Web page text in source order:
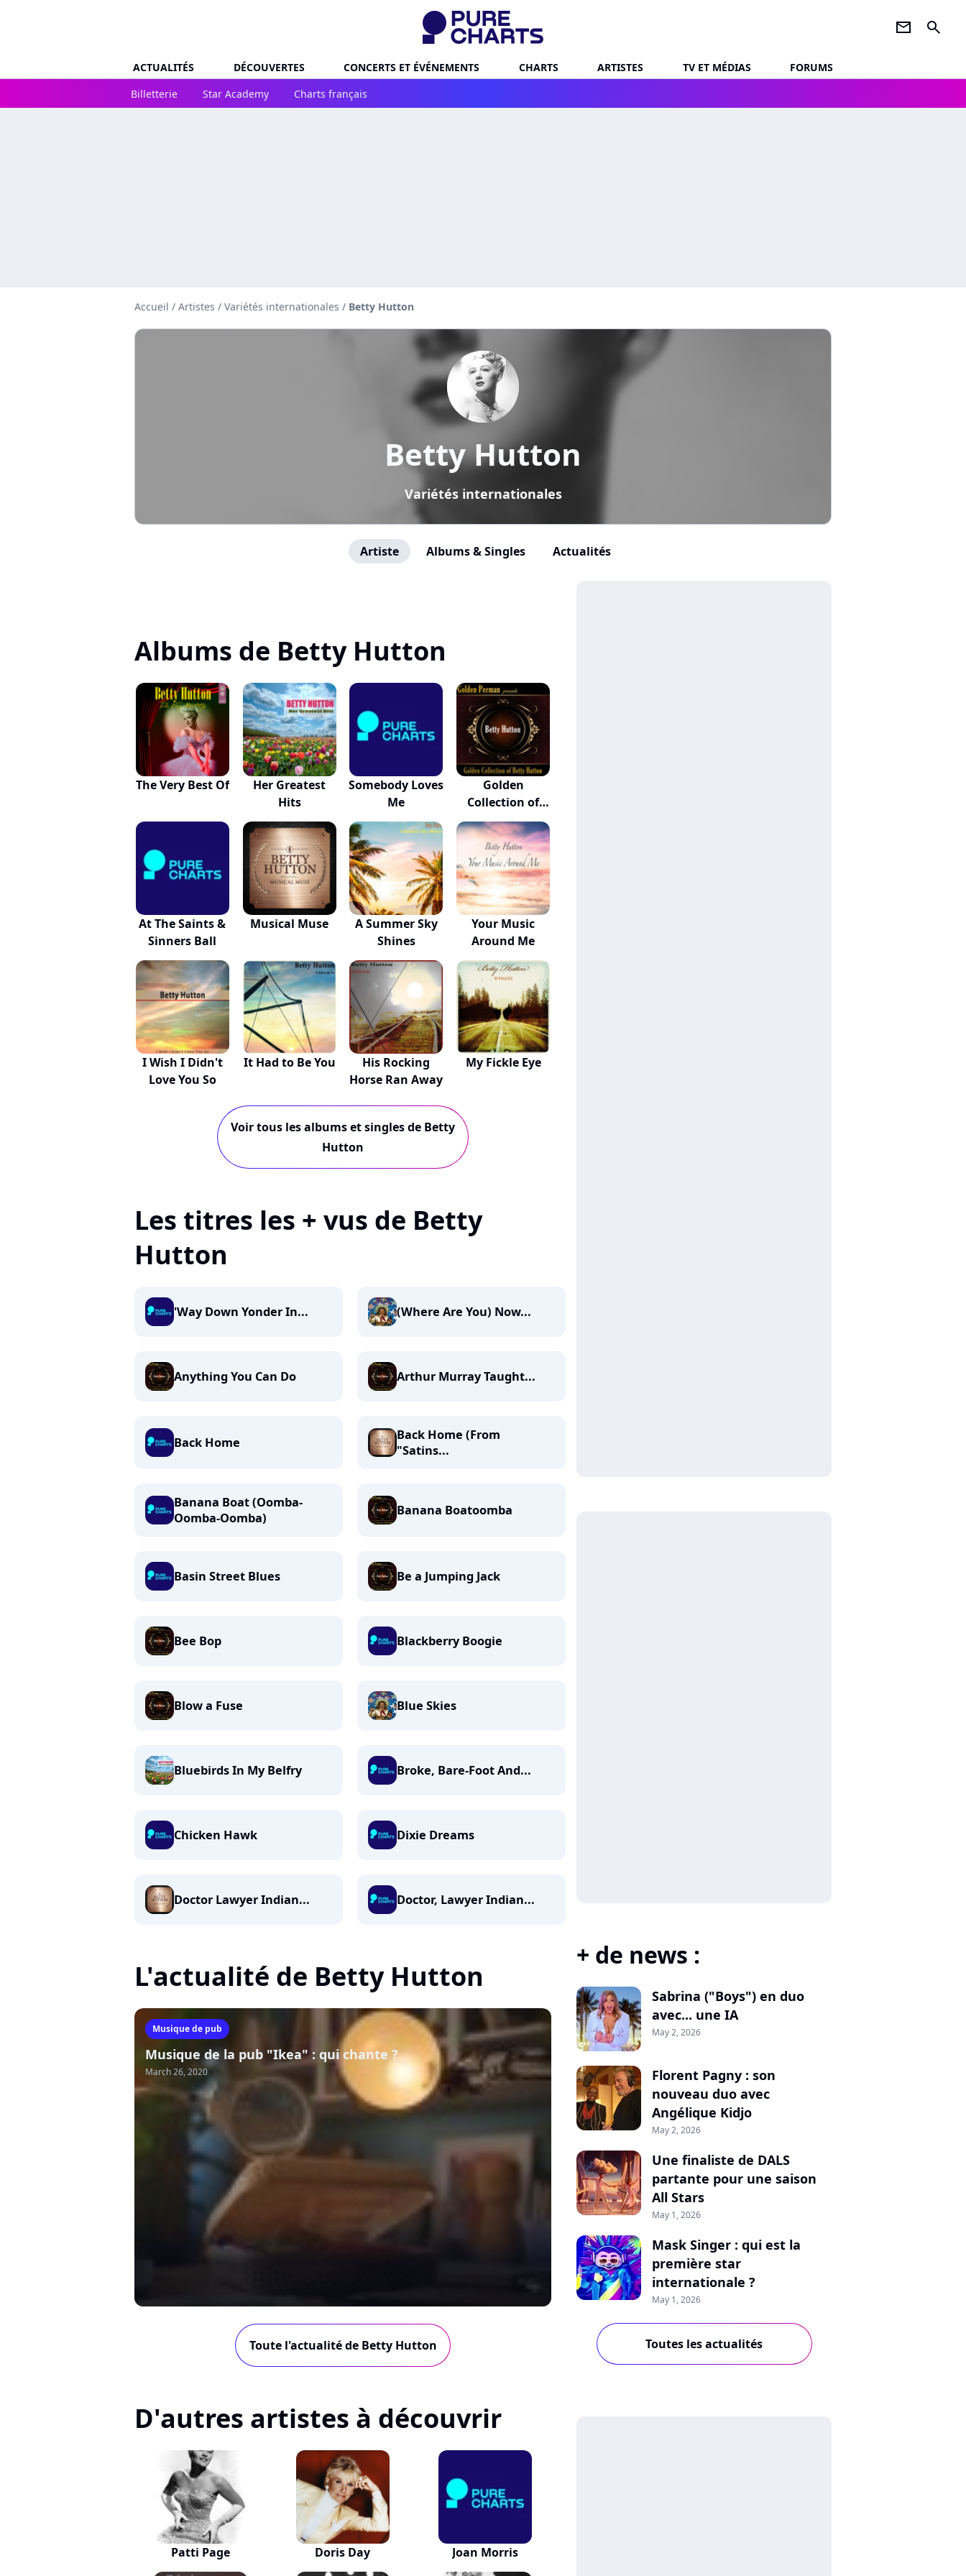
newsletter search
ACTUALITÉS DÉCOUVERTES CONCERTS ET ÉVÉNEMENTS CHARTS ARTISTES TV ET MÉDIAS
FORUMS
Billetterie
Star Academy Charts français
Accueil / Artistes / Variétés internationales / Betty Hutton
Betty Hutton
Variétés internationales
Artiste Albums & Singles Actualités
Albums de Betty Hutton
The Very Best Of
Her Greatest
Hits
Somebody Loves
Me
Golden
Collection of
Betty Hu...
At The Saints &
Sinners Ball
Musical Muse
A Summer Sky
Shines
Your Music
Around Me
I Wish I Didn't
Love You So
It Had to Be You
His Rocking
Horse Ran Away
My Fickle Eye
Voir tous les albums et singles de Betty
Hutton
Les titres les + vus de Betty
Hutton
'Way Down Yonder In... (Where Are You) Now...
Anything You Can Do Arthur Murray Taught...
Back Home
Back Home (From
"Satins...
Banana Boat (Oomba-
Oomba-Oomba)
Banana Boatoomba
Basin Street Blues Be a Jumping Jack
Bee Bop Blackberry Boogie
Blow a Fuse Blue Skies
Bluebirds In My Belfry Broke, Bare-Foot And...
Chicken Hawk Dixie Dreams
Doctor Lawyer Indian... Doctor, Lawyer Indian...
L'actualité de Betty Hutton
Musique de pub
Musique de la pub "Ikea" : qui chante ?
March 26, 2020
Toute l'actualité de Betty Hutton
D'autres artistes à découvrir
Patti Page Doris Day Joan Morris
+ de news :
Sabrina ("Boys") en duo
avec... une IA
May 2, 2026
Florent Pagny : son
nouveau duo avec
Angélique Kidjo
May 2, 2026
Une finaliste de DALS
partante pour une saison
All Stars
May 1, 2026
Mask Singer : qui est la
première star
internationale ?
May 1, 2026
Toutes les actualités